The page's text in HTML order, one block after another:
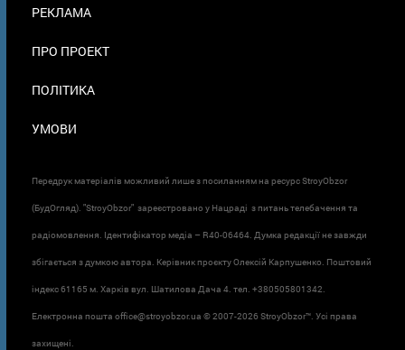
РЕКЛАМА
ПРО ПРОЕКТ
ПОЛІТИКА
УМОВИ
Передрук матеріалів можливий лише з посиланням на ресурс StroyObzor
(БудОгляд). "StroyObzor" зареєстровано у Нацраді з питань телебачення та
радіомовлення. Ідентифікатор медіа – R40-06464. Думка редакції не завжди
збігається з думкою автора. Керівник проєкту Олексій Карпушенко. Поштовий
індекс 61165 м. Харків вул. Шатилова Дача 4. тел. +380505801342.
Електронна пошта office@stroyobzor.ua © 2007-2026 StroyObzor™. Усі права
захищені.